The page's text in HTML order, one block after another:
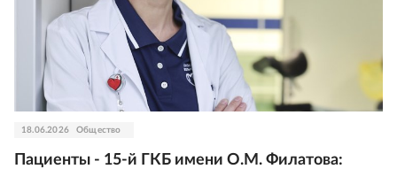
18.06.2026 Общество
Пациенты - 15-й ГКБ имени О.М. Филатова: